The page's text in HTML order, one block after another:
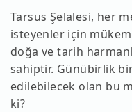
Tarsus Şelalesi, her
isteyenler için
doğa ve tarih
sahiptir. Günübirlik
edilebilecek olan bu
ki?